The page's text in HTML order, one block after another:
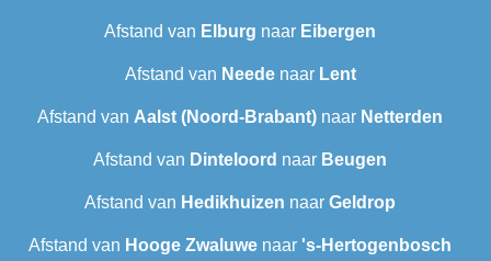
Afstand van Elburg naar Eibergen
Afstand van Needenaar Lent
Afstand van Aalst (Noord-Brabant) naar Netterden
Afstand van Dinteloord naar Beugen
Afstand van Hedikhuizen naar Geldrop
Afstand van Hooge Zwaluwe naar 's-Hertogenbosch